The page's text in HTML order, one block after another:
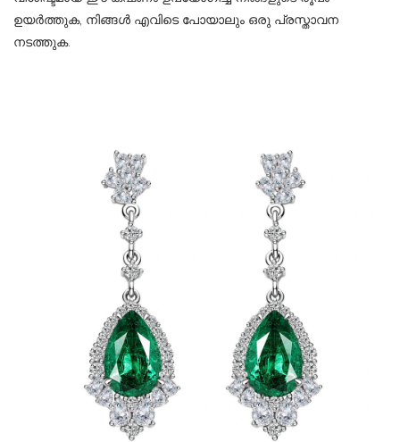
ഉയർത്തുക, നിങ്ങൾ എവിടെ പോയാലും ഒരു പ്രസ്താവന
നടത്തുക.